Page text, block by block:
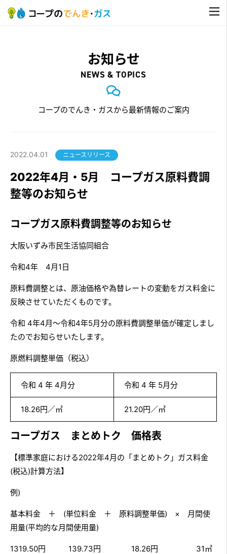
お知らせ
NEWS & TOPICS
コープのでんき・ガスから最新情報のご案内
2022.04.01 ニュースリリース
2022年4月・5月 コープガス原料費調
整等のお知らせ
コープガス原料費調整等のお知らせ
大阪いずみ市民生活協同組合
令和4年 4月1日
原料費調整とは、原油価格や為替レートの変動をガス料金に
反映させていただくものです。
令和 4年4月～令和4年5月分の原料費調整単価が確定しまし
たのでお知らせいたします。
原燃料調整単価（税込）
令和 4 年 4月分 令和 4 年 5月分
18.26円／㎥ 21.20円／㎥
コープガス まとめトク 価格表
【標準家庭における2022年4月の「まとめトク」ガス料金
(税込)計算方法】
例)
基本料金 ＋ (単位料金 ＋ 原料調整単価) × 月間使
用量(平均的な月間使用量)
1319.50円 139.73円 18.26円 31㎥